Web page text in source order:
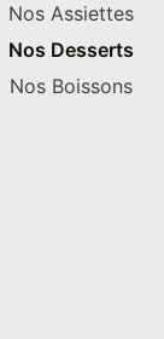
Nos Assiettes
Nos Desserts
Nos Boissons